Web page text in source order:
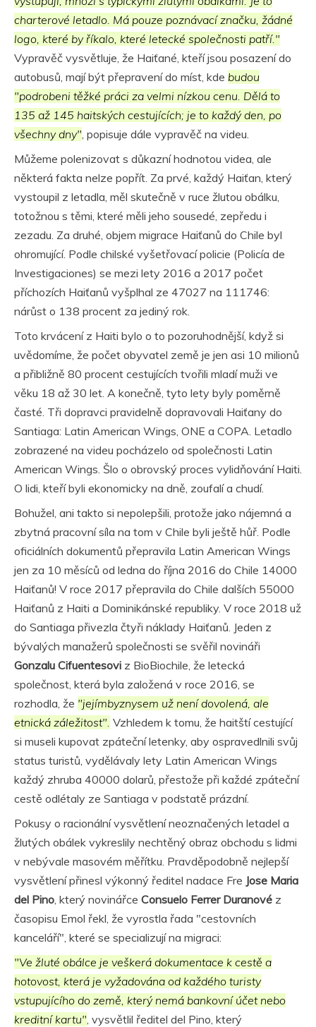
charterové letadlo. Má pouze poznávací značku, žádné
logo, které by říkalo, které letecké společnosti patří."
Vypravěč vysvětluje, že Haiťané, kteří jsou posazení do
autobusů, mají být přepravení do míst, kde budou
"podrobeni těžké práci za velmi nízkou cenu. Dělá to
135 až 145 haitských cestujících; je to každý den, po
všechny dny" , popisuje dále vypravěč na videu.
Můžeme polenizovat s důkazní hodnotou videa, ale
některá fakta nelze popřít. Za prvé, každý Haiťan, který
vystoupil z letadla, měl skutečně v ruce žlutou obálku,
totožnou s těmi, které měli jeho sousedé, zepředu i
zezadu. Za druhé, objem migrace Haiťanů do Chile byl
ohromující. Podle chilské vyšetřovací policie (Policía de
Investigaciones) se mezi lety 2016 a 2017 počet
příchozích Haiťanů vyšplhal ze 47027 na 111746:
nárůst o 138 procent za jediný rok.
Toto krvácení z Haiti bylo o to pozoruhodnější, když si
uvědomíme, že počet obyvatel země je jen asi 10 milionů
a přibližně 80 procent cestujících tvořili mladí muži ve
věku 18 až 30 let. A konečně, tyto lety byly poměrně
časté. Tři dopravci pravidelně dopravovali Haiťany do
Santiaga: Latin American Wings, ONE a COPA. Letadlo
zobrazené na videu pocházelo od společnosti Latin
American Wings. Šlo o obrovský proces vylidňování Haiti.
O lidi, kteří byli ekonomicky na dně, zoufalí a chudí.
Bohužel, ani takto si nepolepšili, protože jako nájemná a
zbytná pracovní síla na tom v Chile byli ještě hůř. Podle
oficiálních dokumentů přepravila Latin American Wings
jen za 10 měsíců od ledna do října 2016 do Chile 14000
Haiťanů! V roce 2017 přepravila do Chile dalších 55000
Haiťanů z Haiti a Dominikánské republiky. V roce 2018 už
do Santiaga přivezla čtyři náklady Haiťanů. Jeden z
bývalých manažerů společnosti se svěřil novináři
Gonzalu Cifuentesovi z BioBiochile, že letecká
společnost, která byla založená v roce 2016, se
rozhodla, že "jejímbyznysem už není dovolená, ale
etnická záležitost". Vzhledem k tomu, že haitští cestující
si museli kupovat zpáteční letenky, aby ospravedlnili svůj
status turistů, vydělávaly lety Latin American Wings
každý zhruba 40000 dolarů, přestože při každé zpáteční
cestě odlétaly ze Santiaga v podstatě prázdní.
Pokusy o racionální vysvětlení neoznačených letadel a
žlutých obálek vykreslily nechtěný obraz obchodu s lidmi
v nebývale masovém měřítku. Pravděpodobně nejlepší
vysvětlení přinesl výkonný ředitel nadace Fre Jose Maria
del Pino , který novinářce Consuelo Ferrer Duranové z
časopisu Emol řekl, že vyrostla řada "cestovních
kanceláří", které se specializují na migraci:
"Ve žluté obálce je veškerá dokumentace k cestě a
hotovost, která je vyžadována od každého turisty
vstupujícího do země, který nemá bankovní účet nebo
kreditní kartu" , vysvětlil ředitel del Pino, který